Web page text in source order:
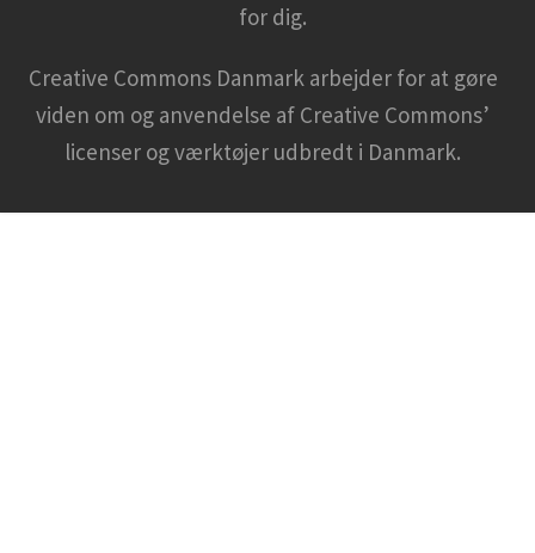
for dig.
Creative Commons Danmark arbejder for at gøre
viden om og anvendelse af Creative Commons’
licenser og værktøjer udbredt i Danmark.